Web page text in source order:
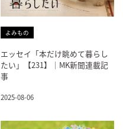
よみもの
エッセイ「本だけ眺めて暮らし
たい」【231】｜MK新聞連載記
事
2025-08-06